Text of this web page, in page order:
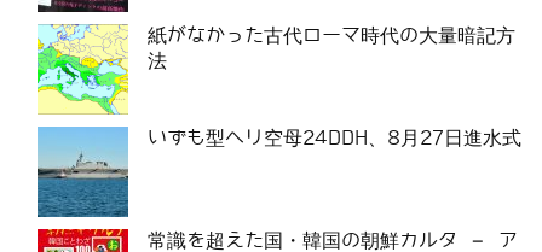
紙がなかった古代ローマ時代の大量暗記方
法
いずも型ヘリ空母24DDH、8月27日進水式
常識を超えた国・韓国の朝鮮カルタ – ア